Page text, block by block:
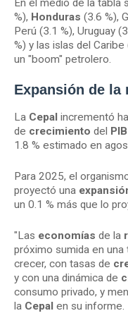
En el medio de la tabla
%), Honduras (3.6 %),
Perú (3.1 %), Uruguay
%) y las islas del
un "boom" petrolero.
Expansión de la
La Cepal incrementó
de crecimiento del PIB
1.8 % estimado en
Para 2025, el
proyectó una
un 0.1 % más que lo
"Las economías de la
próximo sumida en una
crecer, con tasas de
y con una dinámica de
consumo privado, y
la Cepal en su informe.